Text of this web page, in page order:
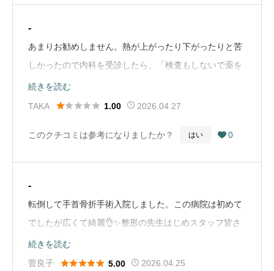
-
あまりお勧めしません。熱が上がったり下がったりと苦
しかったので内科を受診したら、「検査もしないで薬を
だされ」それを服用しても治らなかったので、再度受診
し、こちらから血液検査と尿検査をお願いしました。検
す。」とか、「持論を述べる」だけで治療をしてくれま
続きを読む
TAKA
 1.00 2026.04.27
このクチコミは参考になりましたか？ はい  0
-
転倒して手首骨折手術入院しました。この病院は初めて
でしたが広くて綺麗👌✨整形の先生はじめスタッフ皆さ
んとても優しく楽しい入院生活を送らせて頂きました。
土日やってるのが凄く有り難い又診て貰いたいです🥰
続きを読む
菅良子
 5.00 2026.04.25